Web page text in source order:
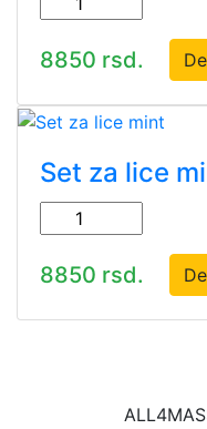
8850 rsd.
Set za lice
8850 rsd.